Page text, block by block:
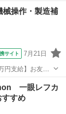
操作・製造補
サイト 7月21日
支給】お友達
プライベート充
用制度あり★1食
一眼レフカ
すめ